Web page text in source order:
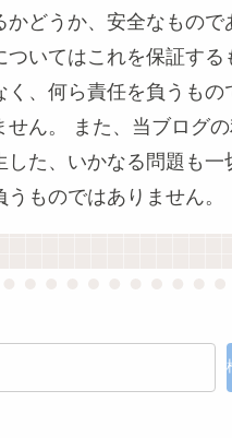
かどうか、安全なもので
ついてはこれを保証する
く、何ら責任を負うもの
せん。 また、当ブログの
した、いかなる問題も一
うものではありません。